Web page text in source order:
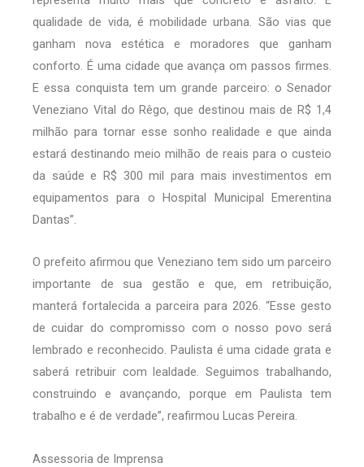
qualidade de vida, é mobilidade urbana. São vias que
ganham nova estética e moradores que ganham
conforto. É uma cidade que avança om passos firmes.
E essa conquista tem um grande parceiro: o Senador
Veneziano Vital do Rêgo, que destinou mais de R$ 1,4
milhão para tornar esse sonho realidade e que ainda
estará destinando meio milhão de reais para o custeio
da saúde e R$ 300 mil para mais investimentos em
equipamentos para o Hospital Municipal Emerentina
Dantas”.
O prefeito afirmou que Veneziano tem sido um parceiro
importante de sua gestão e que, em retribuição,
manterá fortalecida a parceira para 2026. “Esse gesto
de cuidar do compromisso com o nosso povo será
lembrado e reconhecido. Paulista é uma cidade grata e
saberá retribuir com lealdade. Seguimos trabalhando,
construindo e avançando, porque em Paulista tem
trabalho e é de verdade”, reafirmou Lucas Pereira.
Assessoria de Imprensa